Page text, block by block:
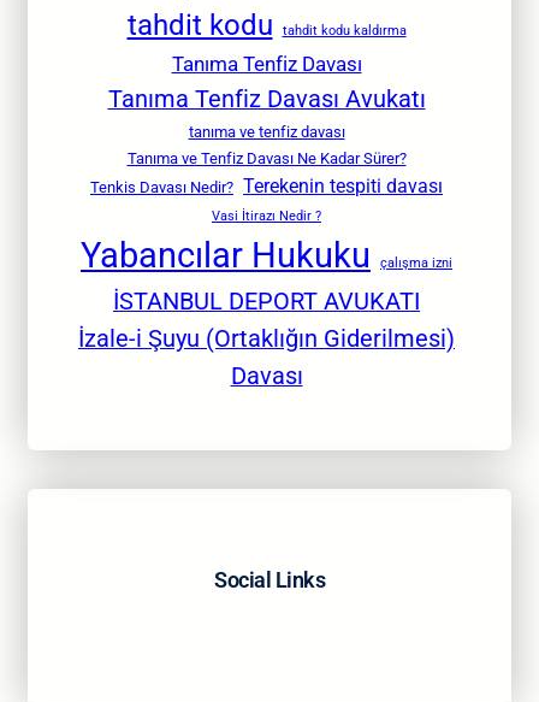
tahdit kodu tahdit kodu kaldırma
Tanıma Tenfiz Davası
Tanıma Tenfiz Davası Avukatı
tanıma ve tenfiz davası
Tanıma ve Tenfiz Davası Ne Kadar Sürer?
Tenkis Davası Nedir? Terekenin tespiti davası
Vasi İtirazı Nedir ?
Yabancılar Hukuku çalışma izni
İSTANBUL DEPORT AVUKATI
İzale-i Şuyu (Ortaklığın Giderilmesi)
Davası
Social Links